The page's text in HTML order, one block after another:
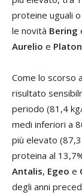
proteine uguali
le novità Bering
Aurelio e
Come lo scorso
risultato
periodo (81,4
medi inferiori a
più elevato
proteina al
Antalis, Egeo e
degli anni